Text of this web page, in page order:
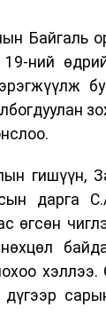
Байгаль
ний
гишүүн,
дарга
өгсөн
дүгээр